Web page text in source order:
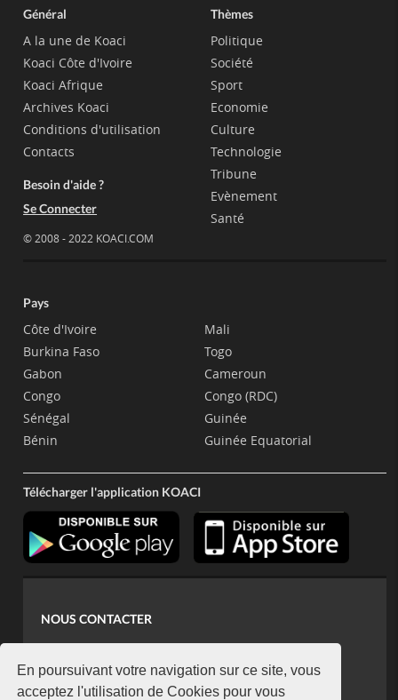
En poursuivant votre navigation sur ce site, vous
acceptez l'utilisation de Cookies pour vous
Général
A la une de Koaci
Koaci Côte d'Ivoire
Koaci Afrique
Archives Koaci
Conditions d'utilisation
Contacts
Besoin d'aide ?
Se Connecter
© 2008 - 2022 KOACI.COM
Thèmes
Politique
Société
Sport
Economie
Culture
Technologie
Tribune
Evènement
Santé
Pays
Côte d'Ivoire
Burkina Faso
Gabon
Congo
Sénégal
Bénin
Mali
Togo
Cameroun
Congo (RDC)
Guinée
Guinée Equatorial
Télécharger l'application KOACI
NOUS CONTACTER
koaci@yahoo.fr